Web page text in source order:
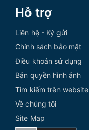
Hỗ trợ
Liên hệ - Ký gửi
Chính sách bảo mật
Điều khoản sử dụng
Bản quyền hình ảnh
Tìm kiếm trên website
Về chúng tôi
Site Map